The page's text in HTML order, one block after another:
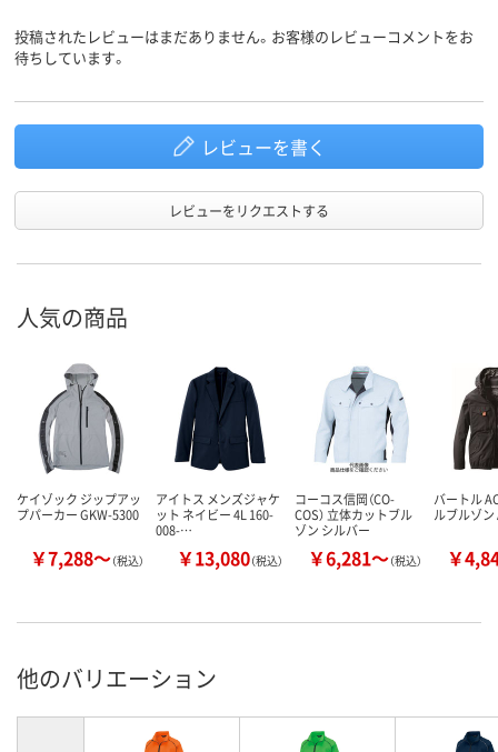
投稿されたレビューはまだありません。お客様のレビューコメントをお
待ちしています。
レビューを書く
レビューをリクエストする
人気の商品
ケイゾック ジップアッ
プパーカー GKW-5300
￥7,288～（税込）
アイトス メンズジャケ
ット ネイビー 4L 160-
008-…
￥13,080（税込）
コーコス信岡（CO-
COS） 立体カットブル
ゾン シルバー
￥6,281～（税込）
バートル
ルブルゾン
￥
他のバリエーション